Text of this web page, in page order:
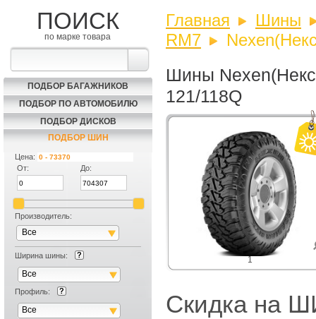
ПОИСК
по марке товара
ПОДБОР БАГАЖНИКОВ
ПОДБОР ПО АВТОМОБИЛЮ
ПОДБОР ДИСКОВ
ПОДБОР ШИН
Цена:
От:
До:
Производитель:
Все
Ширина шины:
Все
Профиль:
Все
Главная
Шины
RM7
Шины
121/118Q
1
Скидка на